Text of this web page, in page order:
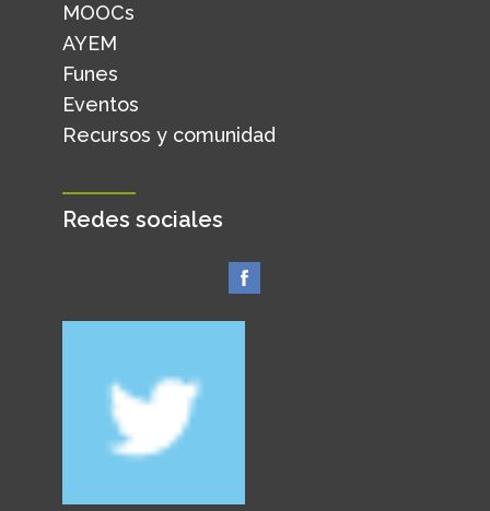
MOOCs
AYEM
Funes
Eventos
Recursos y comunidad
Redes sociales